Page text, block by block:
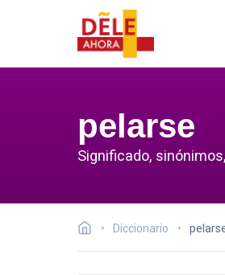
pelarse
Significado,
Diccionario